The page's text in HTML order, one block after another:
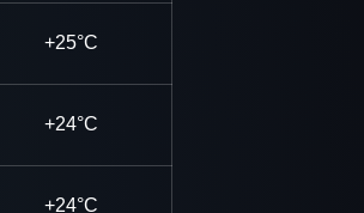
+25°C
+24°C
+24°C